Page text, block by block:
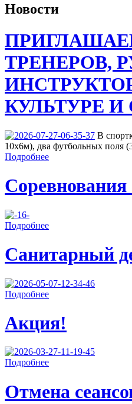
Новости
ТРЕНЕРОВ,
КУЛЬТУРЕ И
В
10х6м), два футбольных поля
Подробнее
Соревнования
Подробнее
Санитарный
Подробнее
Акция!
Подробнее
Отмена